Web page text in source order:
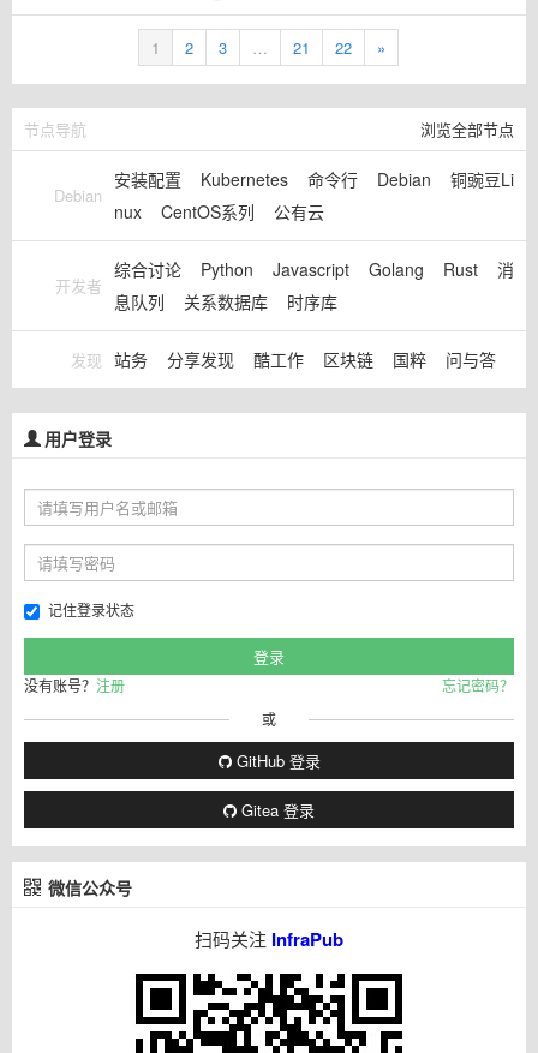
1 2 3 … 21 22 »
浏览全部节点
节点导航
Debian
安装配置 Kubernetes 命令行 Debian
铜豌豆Li
nux
CentOS系列 公有云
开发者
综合讨论 Python Javascript Golang Rust
消
息队列
关系数据库 时序库
发现 站务 分享发现 酷工作 区块链 国粹 问与答
用户登录
记住登录状态
没有账号？ 注册
忘记密码？
或
GitHub 登录
Gitea 登录
微信公众号
扫码关注 InfraPub